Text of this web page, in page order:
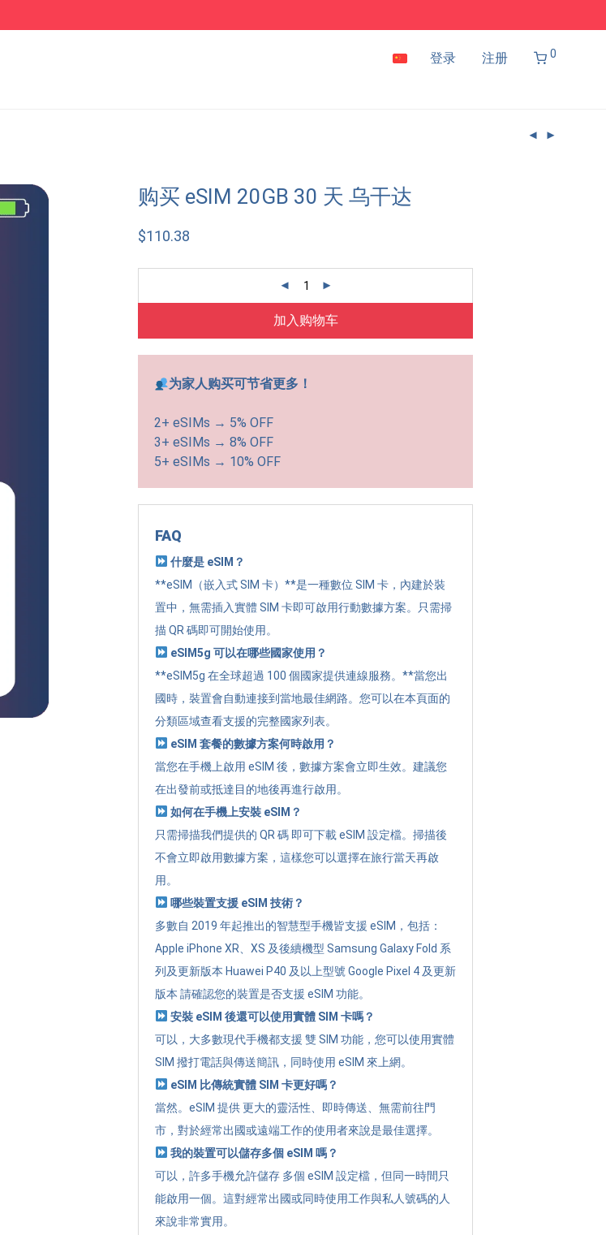
登录 注册 0
购买 eSIM 20GB 30 天 乌干达
$110.38
加入购物车
为家人购买可节省更多！
2+ eSIMs → 5% OFF
3+ eSIMs → 8% OFF
5+ eSIMs → 10% OFF
FAQ
什麼是 eSIM？
**eSIM（嵌入式 SIM 卡）**是一種數位 SIM 卡，內建於裝
置中，無需插入實體 SIM 卡即可啟用行動數據方案。只需掃
描 QR 碼即可開始使用。
eSIM5g 可以在哪些國家使用？
**eSIM5g 在全球超過 100 個國家提供連線服務。**當您出
國時，裝置會自動連接到當地最佳網路。您可以在本頁面的
分類區域查看支援的完整國家列表。
eSIM 套餐的數據方案何時啟用？
當您在手機上啟用 eSIM 後，數據方案會立即生效。建議您
在出發前或抵達目的地後再進行啟用。
如何在手機上安裝 eSIM？
只需掃描我們提供的 QR 碼 即可下載 eSIM 設定檔。掃描後
不會立即啟用數據方案，這樣您可以選擇在旅行當天再啟
用。
哪些裝置支援 eSIM 技術？
多數自 2019 年起推出的智慧型手機皆支援 eSIM，包括：
Apple iPhone XR、XS 及後續機型 Samsung Galaxy Fold 系
列及更新版本 Huawei P40 及以上型號 Google Pixel 4 及更新
版本 請確認您的裝置是否支援 eSIM 功能。
安裝 eSIM 後還可以使用實體 SIM 卡嗎？
可以，大多數現代手機都支援 雙 SIM 功能，您可以使用實體
SIM 撥打電話與傳送簡訊，同時使用 eSIM 來上網。
eSIM 比傳統實體 SIM 卡更好嗎？
當然。eSIM 提供 更大的靈活性、即時傳送、無需前往門
市，對於經常出國或遠端工作的使用者來說是最佳選擇。
我的裝置可以儲存多個 eSIM 嗎？
可以，許多手機允許儲存 多個 eSIM 設定檔，但同一時間只
能啟用一個。這對經常出國或同時使用工作與私人號碼的人
來說非常實用。